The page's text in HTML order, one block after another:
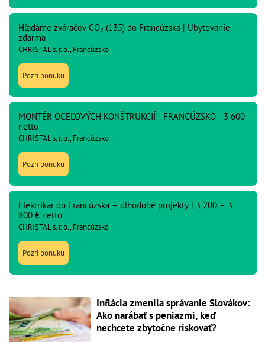
Hľadáme zváračov CO₂ (135) do Francúzska | Ubytovanie
zdarma
CHRISTAL s. r. o., Francúzsko
Pozri ponuku
MONTÉR OCEĽOVÝCH KONŠTRUKCIÍ - FRANCÚZSKO - 3 600
netto
CHRISTAL s. r. o., Francúzsko
Pozri ponuku
Elektrikár do Francúzska – dlhodobé projekty | 3 200 – 3
800 € netto
CHRISTAL s. r. o., Francúzsko
Pozri ponuku
Inflácia zmenila správanie Slovákov:
Ako narábať s peniazmi, keď
nechcete zbytočne riskovať?